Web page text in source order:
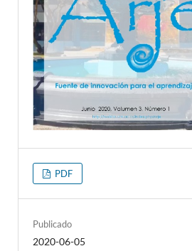
PDF
Publicado
2020-06-05